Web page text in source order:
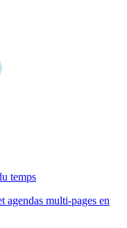
temps
agendas multi-pages en